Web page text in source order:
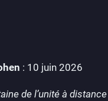
: 10 juin 2026
de l’unité à